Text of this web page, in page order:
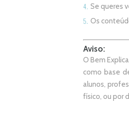
Se queres
Os
Aviso:
O Bem
como base
alunos,
físico, ou por